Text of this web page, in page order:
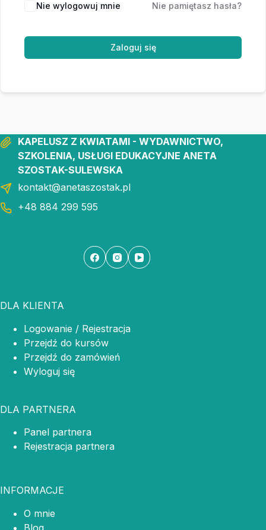
Nie wylogowuj mnie Nie pamiętasz hasła?
Zaloguj się
KAPELUSZ Z KWIATAMI - WYDAWNICTWO,
SZKOLENIA, USŁUGI EDUKACYJNE ANETA
SZOSTAK-SULEWSKA
kontakt@anetaszostak.pl
+48 884 299 595
DLA KLIENTA
Logowanie / Rejestracja
Przejdź do kursów
Przejdź do zamówień
Wyloguj się
DLA PARTNERA
Panel partnera
Rejestracja partnera
INFORMACJE
O mnie